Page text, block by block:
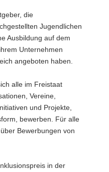
die
Jugendlichen
Ausbildung auf dem
Unternehmen
angeboten haben.
alle im Freistaat
Vereine,
und Projekte,
bewerben. Für alle
Bewerbungen von
in der